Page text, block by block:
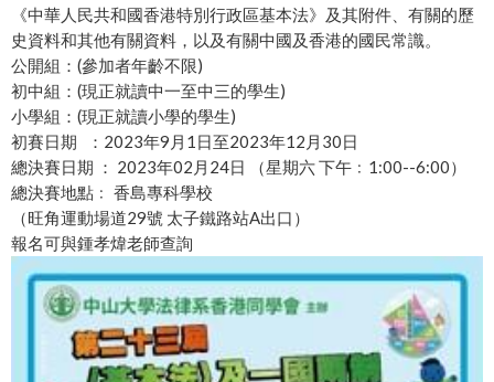
《中華人民共和國香港特別行政區基本法》及其附件、有關的歷
史資料和其他有關資料，以及有關中國及香港的國民常識。
公開組：(參加者年齡不限)
初中組：(現正就讀中一至中三的學生)
小學組：(現正就讀小學的學生)
初賽日期 ：2023年9月1日至2023年12月30日
總決賽日期 ： 2023年02月24日 （星期六 下午﹕1:00--6:00）
總決賽地點﹕ 香島專科學校
（旺角運動場道29號 太子鐵路站A出口）
報名可與鍾孝煒老師查詢